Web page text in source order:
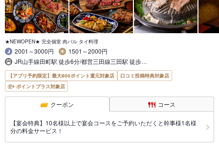
★NEWOPEN★ 完全個室 肉バル タイ料理
2001～3000円
1501～2000円
JR山手線田町駅 徒歩6分/都営三田線三田駅 徒歩…
【アプリ予約限定】最大800ポイント還元対象店
口コミ投稿特典対象店
ポイントプラス対象店
クーポン コース
【宴会特典】10名様以上で宴会コースをご予約いただくと幹事様1名様
分の料金サービス！